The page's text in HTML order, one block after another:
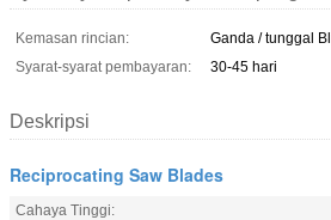
Kemasan rincian:
Ganda / tunggal
Syarat-syarat pembayaran:
30-45 hari
Deskripsi
Reciprocating Saw Blades
Cahaya Tinggi: